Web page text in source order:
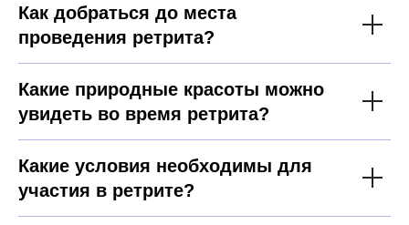
Как добраться до места
проведения ретрита?
Какие природные красоты можно
увидеть во время ретрита?
Какие условия необходимы для
участия в ретрите?